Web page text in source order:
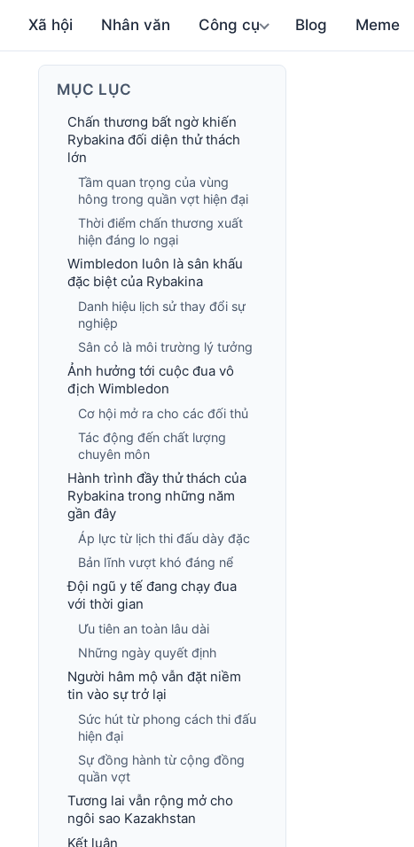
Xã hội Nhân văn Công cụ Blog Meme
MỤC LỤC
Chấn thương bất ngờ khiến
Rybakina đối diện thử thách
lớn
Tầm quan trọng của vùng
hông trong quần vợt hiện đại
Thời điểm chấn thương xuất
hiện đáng lo ngại
Wimbledon luôn là sân khấu
đặc biệt của Rybakina
Danh hiệu lịch sử thay đổi sự
nghiệp
Sân cỏ là môi trường lý tưởng
Ảnh hưởng tới cuộc đua vô
địch Wimbledon
Cơ hội mở ra cho các đối thủ
Tác động đến chất lượng
chuyên môn
Hành trình đầy thử thách của
Rybakina trong những năm
gần đây
Áp lực từ lịch thi đấu dày đặc
Bản lĩnh vượt khó đáng nể
Đội ngũ y tế đang chạy đua
với thời gian
Ưu tiên an toàn lâu dài
Những ngày quyết định
Người hâm mộ vẫn đặt niềm
tin vào sự trở lại
Sức hút từ phong cách thi đấu
hiện đại
Sự đồng hành từ cộng đồng
quần vợt
Tương lai vẫn rộng mở cho
ngôi sao Kazakhstan
Kết luận